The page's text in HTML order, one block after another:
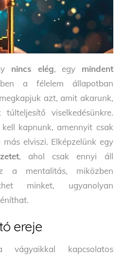
nincs elég, egy mindent
a félelem állapotban
azt, amit akarunk,
viselkedésünkre.
kapnunk, amennyit csak
elviszi. Elképzelünk egy
, ahol csak ennyi áll
a mentalitás, miközben
minket, ugyanolyan
ereje
kapcsolatos